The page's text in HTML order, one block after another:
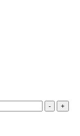
-
+